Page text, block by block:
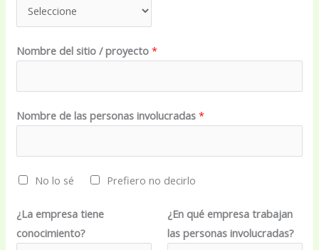
Nombre del sitio / proyecto*
Nombre de las personas involucradas*
O
c
i
No lo sé Prefiero no decirlo
¿La empresa tiene
conocimiento?
¿En qué empresa trabajan
las personas involucradas?